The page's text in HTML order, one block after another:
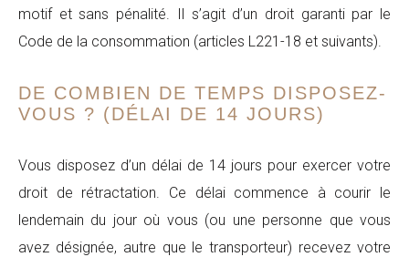
motif et sans pénalité. Il s’agit d’un droit garanti par le
Code de la consommation (articles L221-18 et suivants).
DE COMBIEN DE TEMPS DISPOSEZ-
VOUS ? (DÉLAI DE 14 JOURS)
Vous disposez d’un délai de 14 jours pour exercer votre
droit de rétractation. Ce délai commence à courir le
lendemain du jour où vous (ou une personne que vous
avez désignée, autre que le transporteur) recevez votre